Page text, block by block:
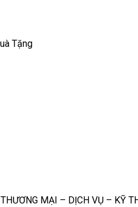
Tặng
MẠI – DỊCH VỤ – KỸ